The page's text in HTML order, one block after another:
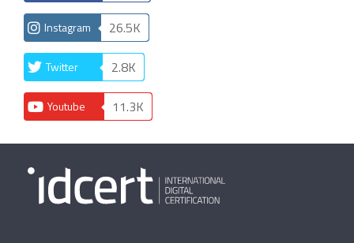
Instagram 26.5K
Twitter 2.8K
Youtube 11.3K